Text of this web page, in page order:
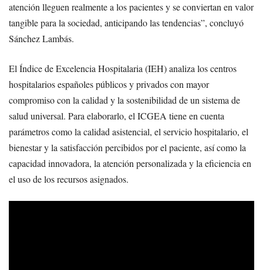
atención lleguen realmente a los pacientes y se conviertan en valor
tangible para la sociedad, anticipando las tendencias”, concluyó
Sánchez Lambás.
El Índice de Excelencia Hospitalaria (IEH) analiza los centros
hospitalarios españoles públicos y privados con mayor
compromiso con la calidad y la sostenibilidad de un sistema de
salud universal. Para elaborarlo, el ICGEA tiene en cuenta
parámetros como la calidad asistencial, el servicio hospitalario, el
bienestar y la satisfacción percibidos por el paciente, así como la
capacidad innovadora, la atención personalizada y la eficiencia en
el uso de los recursos asignados.